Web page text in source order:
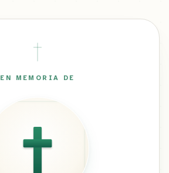
EN MEMORIA DE